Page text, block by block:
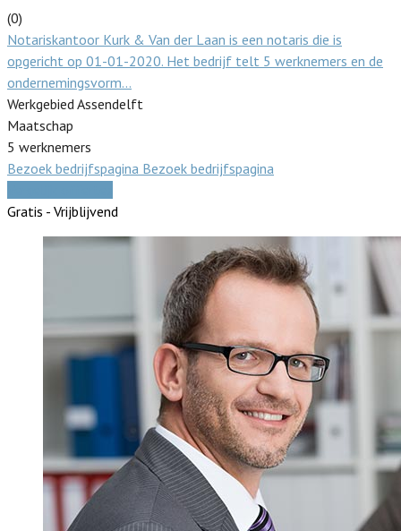
(0)
Notariskantoor Kurk & Van der Laan is een notaris die is
opgericht op 01-01-2020. Het bedrijf telt 5 werknemers en de
ondernemingsvorm…
Werkgebied Assendelft
Maatschap
5 werknemers
Bezoek bedrijfspagina Bezoek bedrijfspagina
Gratis - Vrijblijvend